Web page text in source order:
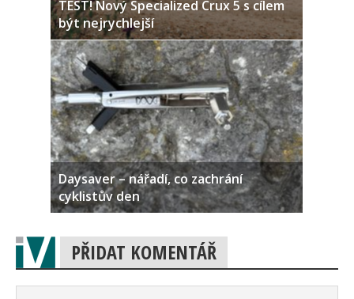
TEST! Nový Specialized Crux 5 s cílem
být nejrychlejší
Daysaver – nářadí, co zachrání
cyklistův den
PŘIDAT KOMENTÁŘ